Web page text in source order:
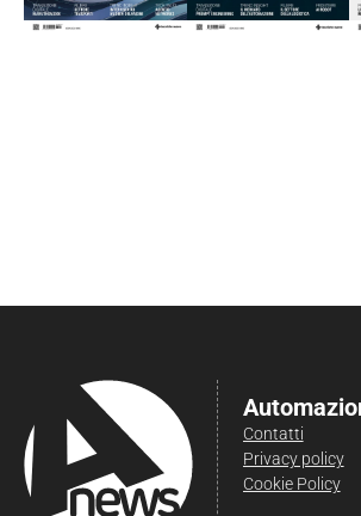
Contatti
Privacy policy
Cookie Policy